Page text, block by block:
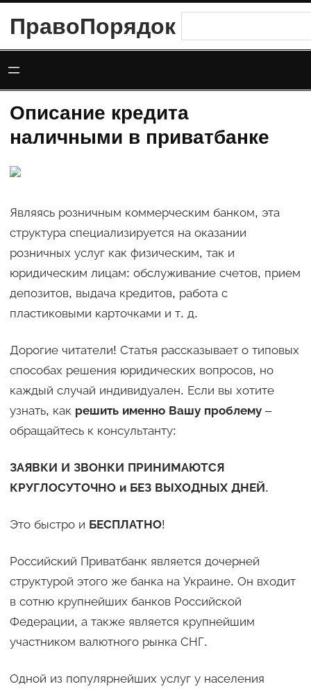
содержимому
ПравоПорядок
Описание кредита
наличными в приватбанке
Являясь розничным коммерческим банком, эта
структура специализируется на оказании
розничных услуг как физическим, так и
юридическим лицам: обслуживание счетов, прием
депозитов, выдача кредитов, работа с
пластиковыми карточками и т. д.
Дорогие читатели! Статья рассказывает о типовых
способах решения юридических вопросов, но
каждый случай индивидуален. Если вы хотите
узнать, как решить именно Вашу проблему–
обращайтесь к консультанту:
ЗАЯВКИ И ЗВОНКИ ПРИНИМАЮТСЯ
КРУГЛОСУТОЧНО и БЕЗ ВЫХОДНЫХ ДНЕЙ.
Это быстро и БЕСПЛАТНО!
Российский Приватбанк является дочерней
структурой этого же банка на Украине. Он входит
в сотню крупнейших банков Российской
Федерации, а также является крупнейшим
участником валютного рынка СНГ.
Одной из популярнейших услуг у населения